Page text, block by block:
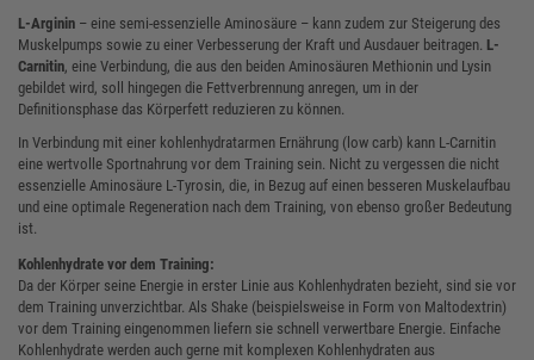
L-Arginin – eine semi-essenzielle Aminosäure – kann zudem zur Steigerung des
Muskelpumps sowie zu einer Verbesserung der Kraft und Ausdauer beitragen. L-
Carnitin, eine Verbindung, die aus den beiden Aminosäuren Methionin und Lysin
gebildet wird, soll hingegen die Fettverbrennung anregen, um in der
Definitionsphase das Körperfett reduzieren zu können.
In Verbindung mit einer kohlenhydratarmen Ernährung (low carb) kann L-Carnitin
eine wertvolle Sportnahrung vor dem Training sein. Nicht zu vergessen die nicht
essenzielle Aminosäure L-Tyrosin, die, in Bezug auf einen besseren Muskelaufbau
und eine optimale Regeneration nach dem Training, von ebenso großer Bedeutung
ist.
Kohlenhydrate vor dem Training:
Da der Körper seine Energie in erster Linie aus Kohlenhydraten bezieht, sind sie vor
dem Training unverzichtbar. Als Shake (beispielsweise in Form von Maltodextrin)
vor dem Training eingenommen liefern sie schnell verwertbare Energie. Einfache
Kohlenhydrate werden auch gerne mit komplexen Kohlenhydraten aus